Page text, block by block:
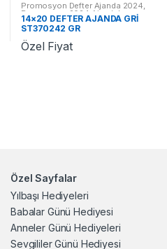
Promosyon Defter Ajanda 2024,
Promosyon 2024 Ajandalar
14×20 DEFTER AJANDA GRİ
ST370242 GR
Özel Fiyat
Özel Sayfalar
Yılbaşı Hediyeleri
Babalar Günü Hediyesi
Anneler Günü Hediyeleri
Sevgililer Günü Hediyesi